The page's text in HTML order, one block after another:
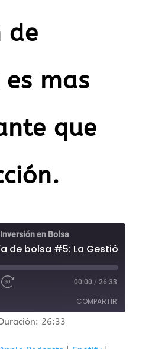
de
mas
que
en Bolsa
00:00 / 26:33
COMPARTIR
26:33